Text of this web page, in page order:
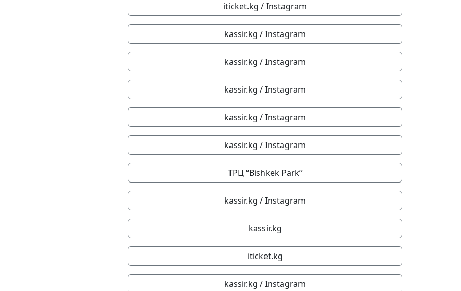
iticket.kg / Instagram
kassir.kg / Instagram
kassir.kg / Instagram
kassir.kg / Instagram
kassir.kg / Instagram
kassir.kg / Instagram
ТРЦ “Bishkek Park”
kassir.kg / Instagram
kassir.kg
iticket.kg
kassir.kg / Instagram